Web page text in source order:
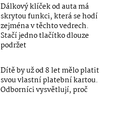
Dálkový klíček od auta má
skrytou funkci, která se hodí
zejména v těchto vedrech.
Stačí jedno tlačítko dlouze
podržet
Dítě by už od 8 let mělo platit
svou vlastní platební kartou.
Odborníci vysvětlují, proč